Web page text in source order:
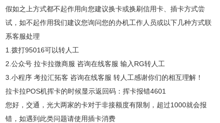
假如之上方式都不起作用向您建议换卡或换刷信用卡、插卡方式尝
试，如不起作用我们建议您询问您的办机工作人员或以下几种方式联
系客服处理
1.拨打95016可以转人工
2.公众号 拉卡拉微商服 咨询在线客服 输入RG转人工
3.小程序 考拉汇拓客 咨询在线客服 转人工感谢你们的相互理解！
拉卡拉POS机挥卡的时候显示返回码：挥卡报错4601
您好，交通，光大两家的卡对于非接额度有限制，超过1000就会报
错，如遇到此类问题请使用插卡消费